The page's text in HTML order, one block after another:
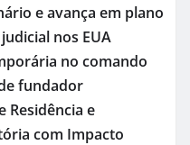
e avança em plano
nos EUA
no comando
fundador
Residência e
com Impacto